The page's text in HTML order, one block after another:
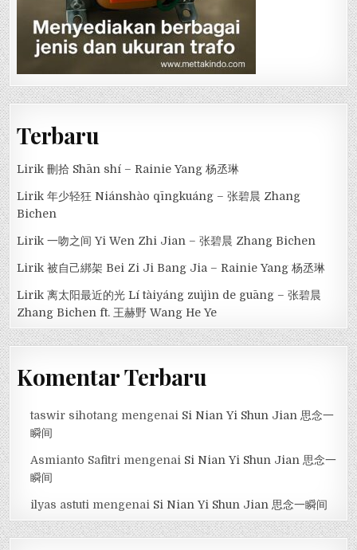
Terbaru
Lirik 刪拾 Shān shí – Rainie Yang 杨丞琳
Lirik 年少轻狂 Niánshào qīngkuáng – 张碧晨 Zhang
Bichen
Lirik 一吻之间 Yi Wen Zhi Jian – 张碧晨 Zhang Bichen
Lirik 被自己綁架 Bei Zi Ji Bang Jia – Rainie Yang 杨丞琳
Lirik 离太阳最近的光 Lí tàiyáng zuìjìn de guāng – 张碧晨
Zhang Bichen ft. 王赫野 Wang He Ye
Komentar Terbaru
taswir sihotang mengenai Si Nian Yi Shun Jian 思念一
瞬间
Asmianto Safitri mengenai Si Nian Yi Shun Jian 思念一
瞬间
ilyas astuti mengenai Si Nian Yi Shun Jian 思念一瞬间